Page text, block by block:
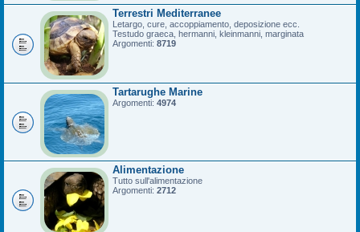
Terrestri Mediterranee
Letargo, cure, accoppiamento, deposizione ecc.
Testudo graeca, hermanni, kleinmanni, marginata
Argomenti: 8719
Tartarughe Marine
Argomenti: 4974
Alimentazione
Tutto sull'alimentazione
Argomenti: 2712